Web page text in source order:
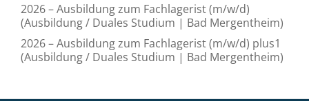
2026 – Ausbildung zum Fachlagerist (m/w/d)
(Ausbildung / Duales Studium | Bad Mergentheim)
2026 – Ausbildung zum Fachlagerist (m/w/d) plus1
(Ausbildung / Duales Studium | Bad Mergentheim)